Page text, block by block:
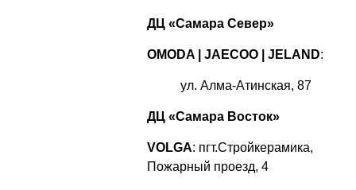
ДЦ «Самара Север»
OMODA | JAECOO| JELAND:
ул. Алма-Атинская, 87
ДЦ «Самара Восток»
VOLGA: пгт.Стройкерамика,
Пожарный проезд, 4